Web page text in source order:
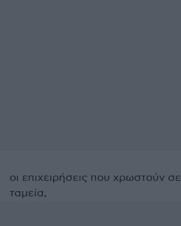
οι επιχειρήσεις που χρωστούν σε
ταμεία,